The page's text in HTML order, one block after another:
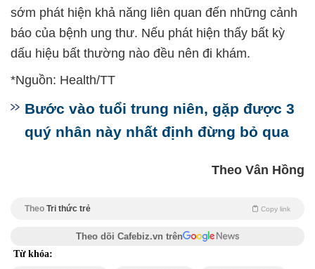
sớm phát hiện khả năng liên quan đến những cảnh
báo của bệnh ung thư. Nếu phát hiện thấy bất kỳ
dấu hiệu bất thường nào đều nên đi khám.
*Nguồn: Health/TT
Bước vào tuổi trung niên, gặp được 3
quý nhân này nhất định đừng bỏ qua
Theo Vân Hồng
Theo Tri thức trẻ Copy link
Theo dõi Cafebiz.vn trên
Từ khóa: